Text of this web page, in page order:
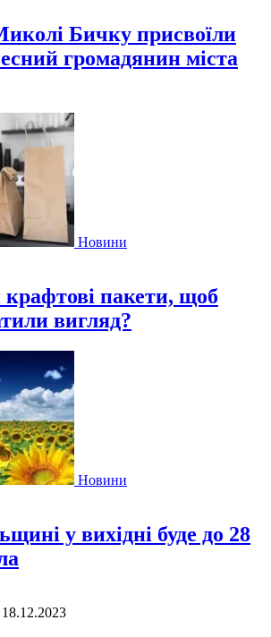
Бичку присвоїли
громадянин міста
Новини
крафтові пакети, щоб
вигляд?
Новини
у вихідні буде до 28
18.12.2023